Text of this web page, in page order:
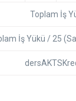
Toplam İş
İş Yükü / 25